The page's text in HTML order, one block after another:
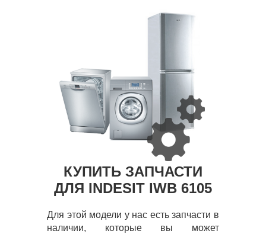
КУПИТЬ ЗАПЧАСТИ
ДЛЯ INDESIT IWB 6105
Для этой модели у нас есть запчасти в
наличии, которые вы может